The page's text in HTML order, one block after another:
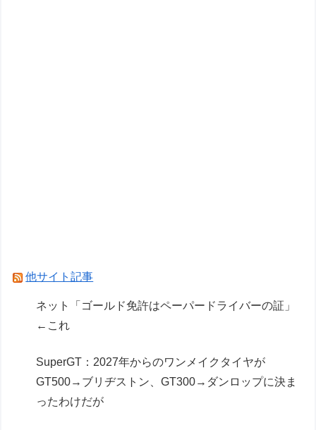
他サイト記事
ネット「ゴールド免許はペーパードライバーの証」
←これ
SuperGT：2027年からのワンメイクタイヤが
GT500→ブリヂストン、GT300→ダンロップに決ま
ったわけだが